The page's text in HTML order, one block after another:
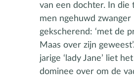
van een dochter. In die
men ngehuwd zwanger
gekscherend: ‘met de
Maas over zijn
jarige ‘lady Jane’ liet
dominee over om de